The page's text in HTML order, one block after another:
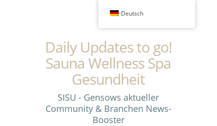
Daily Updates to go!
Sauna Wellness Spa
Gesundheit
SISU - Gensows aktueller
Community & Branchen News-
Booster
Deutsch